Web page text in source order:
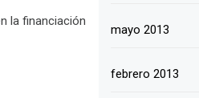
la financiación
mayo 2013
febrero 2013